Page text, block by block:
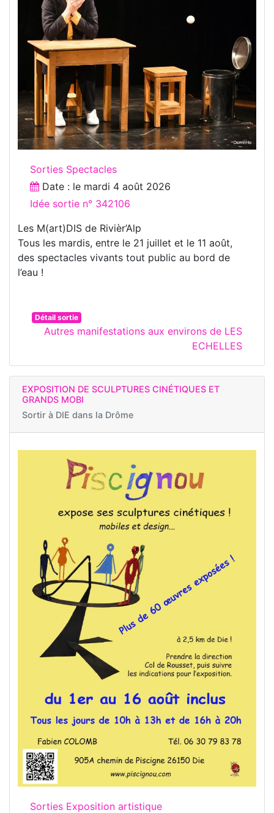
Sorties Spectacles
Date : le mardi 4 août 2026
Idée sortie n° 342106
Les M(art)DIS de Rivièr’Alp
Tous les mardis, entre le 21 juillet et le 11 août,
des spectacles vivants tout public au bord de
l’eau !
Détail sortie
Autres manifestations aux environs de LES
ECHELLES
EXPOSITION DE SCULPTURES CINÉTIQUES ET
GRANDS MOBI
Sortir à DIE dans la Drôme
Sorties Exposition artistique